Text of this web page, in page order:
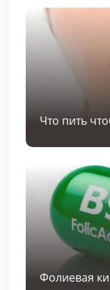
Что пить
Фолиевая